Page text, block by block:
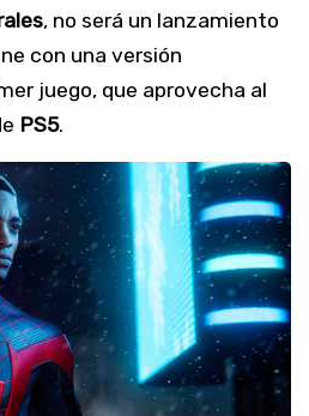
, no será un lanzamiento
con una versión
juego, que aprovecha al
PS5.